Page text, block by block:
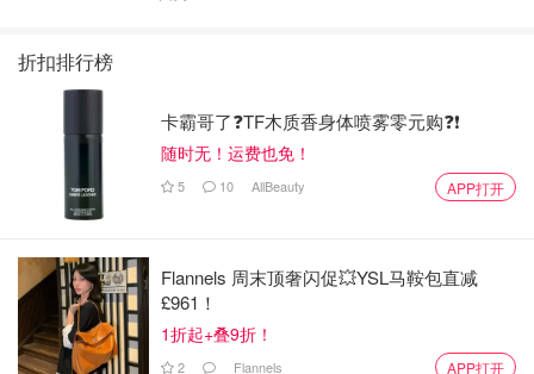
大概是四年前这个牌子刚面世的时候在猴父子试吃了当时的
所有口味（当年还只有四个），印象里最初的几款最好吃的
所以granola里面很多ancient
grains（quinoa+amaranth+chia），湿性材料用的是椰子油
和椰糖，主打口味是salty-sweet，脆脆的clusters很多，口
折扣排行榜
卡霸哥了❓TF木质香身体喷雾零元购❓❗
随时无！运费也免！
5 10 AllBeauty APP打开
Flannels 周末顶奢闪促💥YSL马鞍包直减
£961！
1折起+叠9折！
2 Flannels APP打开